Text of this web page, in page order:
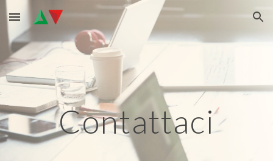
Skip to main content Skip to navigation
Contattaci